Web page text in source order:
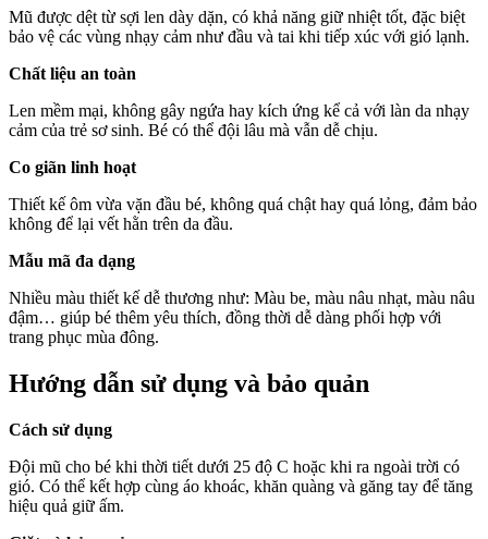
Mũ được dệt từ sợi len dày dặn, có khả năng giữ nhiệt tốt, đặc biệt
bảo vệ các vùng nhạy cảm như đầu và tai khi tiếp xúc với gió lạnh.
Chất liệu an toàn
Len mềm mại, không gây ngứa hay kích ứng kể cả với làn da nhạy
cảm của trẻ sơ sinh. Bé có thể đội lâu mà vẫn dễ chịu.
Co giãn linh hoạt
Thiết kế ôm vừa vặn đầu bé, không quá chật hay quá lỏng, đảm bảo
không để lại vết hằn trên da đầu.
Mẫu mã đa dạng
Nhiều màu thiết kế dễ thương như: Màu be, màu nâu nhạt, màu nâu
đậm… giúp bé thêm yêu thích, đồng thời dễ dàng phối hợp với
trang phục mùa đông.
Hướng dẫn sử dụng và bảo quản
Cách sử dụng
Đội mũ cho bé khi thời tiết dưới 25 độ C hoặc khi ra ngoài trời có
gió. Có thể kết hợp cùng áo khoác, khăn quàng và găng tay để tăng
hiệu quả giữ ấm.